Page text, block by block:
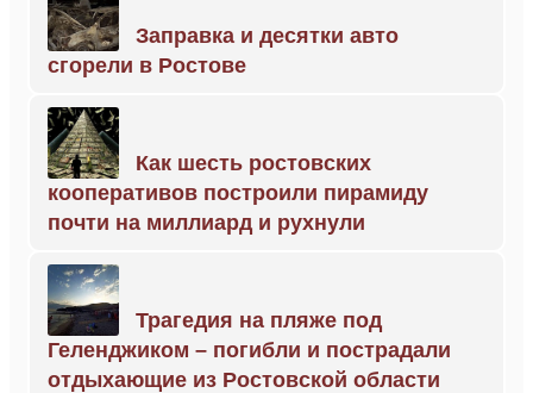
Заправка и десятки авто
сгорели в Ростове
Как шесть ростовских
кооперативов построили пирамиду
почти на миллиард и рухнули
Трагедия на пляже под
Геленджиком – погибли и пострадали
отдыхающие из Ростовской области